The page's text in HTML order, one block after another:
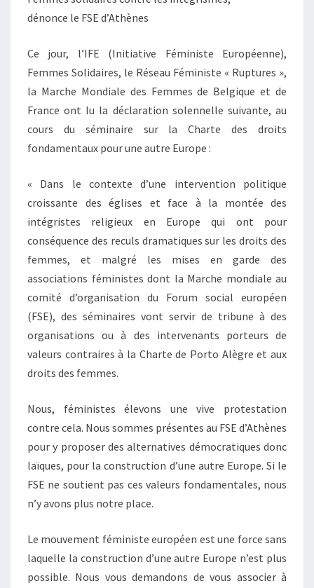
dénonce le FSE d’Athènes
Ce jour, l’IFE (Initiative Féministe Européenne),
Femmes Solidaires, le Réseau Féministe « Ruptures »,
la Marche Mondiale des Femmes de Belgique et de
France ont lu la déclaration solennelle suivante, au
cours du séminaire sur la Charte des droits
fondamentaux pour une autre Europe :
« Dans le contexte d’une intervention politique
croissante des églises et face à la montée des
intégristes religieux en Europe qui ont pour
conséquence des reculs dramatiques sur les droits des
femmes, et malgré les mises en garde des
associations féministes dont la Marche mondiale au
comité d’organisation du Forum social européen
(FSE), des séminaires vont servir de tribune à des
organisations ou à des intervenants porteurs de
valeurs contraires à la Charte de Porto Alègre et aux
droits des femmes.
Nous, féministes élevons une vive protestation
contre cela. Nous sommes présentes au FSE d’Athènes
pour y proposer des alternatives démocratiques donc
laïques, pour la construction d’une autre Europe. Si le
FSE ne soutient pas ces valeurs fondamentales, nous
n’y avons plus notre place.
Le mouvement féministe européen est une force sans
laquelle la construction d’une autre Europe n’est plus
possible. Nous vous demandons de vous associer à